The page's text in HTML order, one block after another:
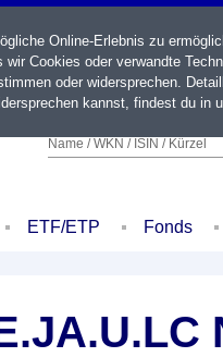
Name / WKN / ISIN / Kürzel
ETF/ETP Fonds
Online-Erlebnis zu
Cookies oder verwandte
oder widersprechen.
kannst, findest du in